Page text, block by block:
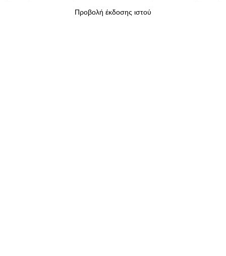
Προβολή έκδοσης ιστού